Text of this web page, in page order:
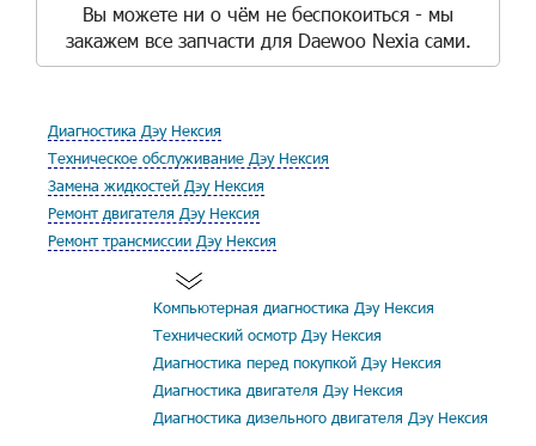
Вы можете ни о чём не беспокоиться - мы
закажем все запчасти для Daewoo Nexia сами.
Диагностика Дэу Нексия
Техническое обслуживание Дэу Нексия
Замена жидкостей Дэу Нексия
Ремонт двигателя Дэу Нексия
Ремонт трансмиссии Дэу Нексия
Компьютерная диагностика Дэу Нексия
Технический осмотр Дэу Нексия
Диагностика перед покупкой Дэу Нексия
Диагностика двигателя Дэу Нексия
Диагностика дизельного двигателя Дэу Нексия